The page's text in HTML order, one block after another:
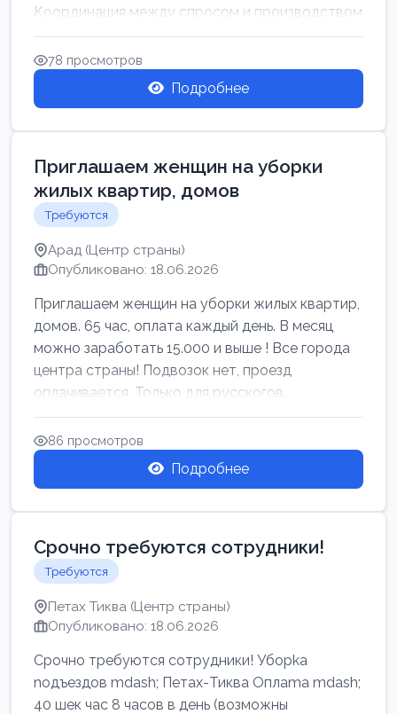
Координация между спросом и производством
для обеспечения своевр...
78 просмотров
Подробнее
Приглашаем женщин на уборки
жилых квартир, домов
Требуются
Арад (Центр страны)
Опубликовано: 18.06.2026
Приглашаем женщин на уборки жилых квартир,
домов. 65 час, оплата каждый день. В месяц
можно заработать 15.000 и выше ! Все города
центра страны! Подвозок нет, проезд
оплачивается. Только для русскогов...
86 просмотров
Подробнее
Срочно требуются сотрудники!
Требуются
Петах Тиква (Центр страны)
Опубликовано: 18.06.2026
Срочно требуются сотрудники! Убоpkа
noдъездов mdash; Петах-Тиква Оплаma mdash;
40 шек час 8 часов в день (возможны